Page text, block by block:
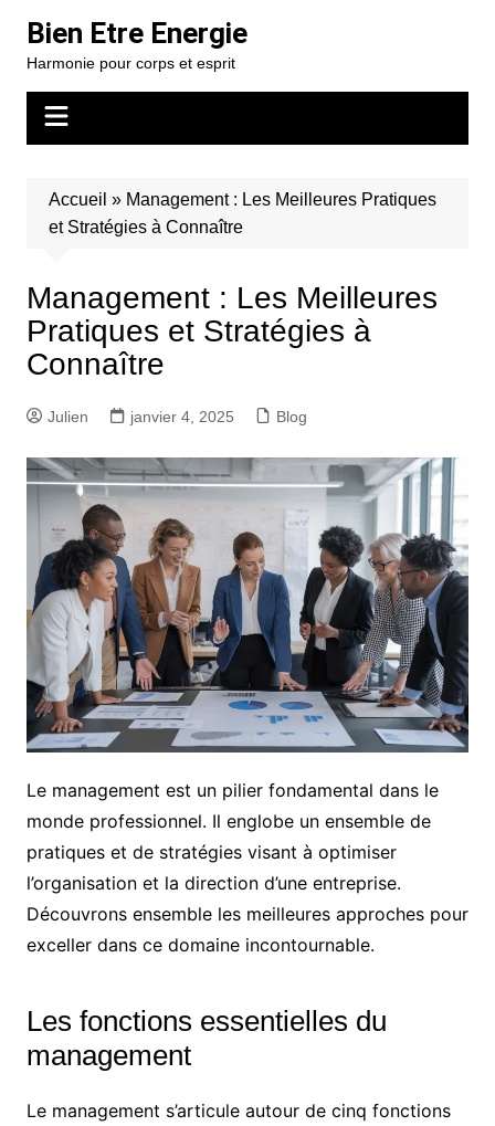
contenu
Bien Etre Energie
Harmonie pour corps et esprit
Accueil » Management : Les Meilleures Pratiques
et Stratégies à Connaître
Management : Les Meilleures
Pratiques et Stratégies à
Connaître
Julien janvier 4, 2025 Blog
Le management est un pilier fondamental dans le
monde professionnel. Il englobe un ensemble de
pratiques et de stratégies visant à optimiser
l’organisation et la direction d’une entreprise.
Découvrons ensemble les meilleures approches pour
exceller dans ce domaine incontournable.
Les fonctions essentielles du
management
Le management s’articule autour de cinq fonctions